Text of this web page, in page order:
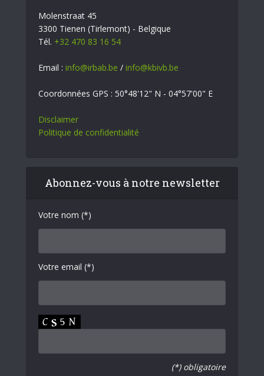
Molenstraat 45
3300 Tienen (Tirlemont) - Belgique
Tél. +32 470 83 16 54
Email : info@irbab.be / info@kbivb.be
Coordonnées GPS : 50°48'12" N - 04°57'00" E
Disclaimer
Politique de confidentialité
Abonnez-vous à notre newsletter
Votre nom (*)
Votre email (*)
(*) obligatoire